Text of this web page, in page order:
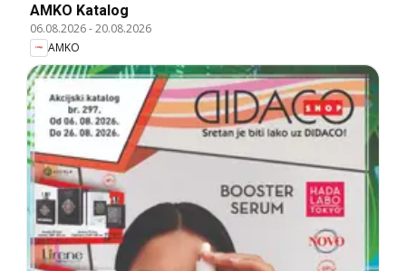
AMKO Katalog
06.08.2026-20.08.2026
AMKO